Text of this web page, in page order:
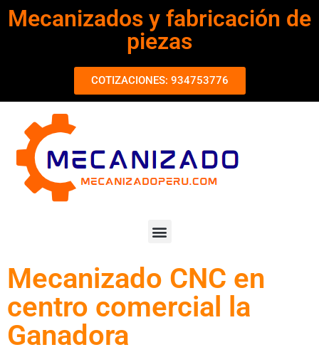
Mecanizados y fabricación de
piezas
COTIZACIONES: 934753776
Mecanizado CNC en
centro comercial la
Ganadora